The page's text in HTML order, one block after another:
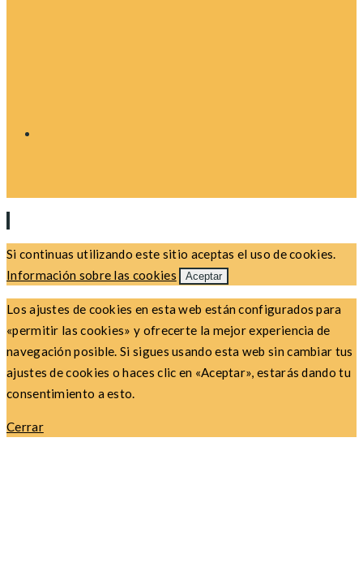
Si continuas utilizando este sitio aceptas el uso de cookies.
Información sobre las cookies
Aceptar
Los ajustes de cookies en esta web están configurados para
«permitir las cookies» y ofrecerte la mejor experiencia de
navegación posible. Si sigues usando esta web sin cambiar tus
ajustes de cookies o haces clic en «Aceptar», estarás dando tu
consentimiento a esto.
Cerrar